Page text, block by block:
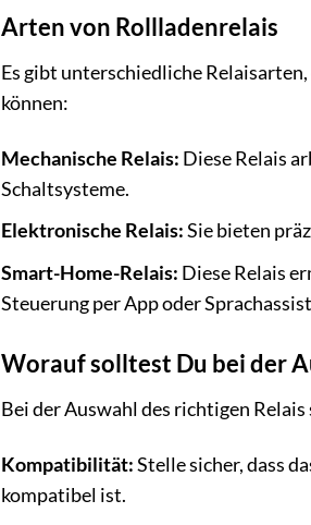
Arten von Rollladenrelais
Es gibt unterschiedliche
können:
Mechanische Relais: Diese Relais
Schaltsysteme.
Elektronische Relais:Sie bieten
Smart-Home-Relais: Diese Relais
Steuerung per App oder
Worauf solltest Du bei der
Bei der Auswahl des richtigen
Kompatibilität:Stelle sicher, dass
kompatibel ist.